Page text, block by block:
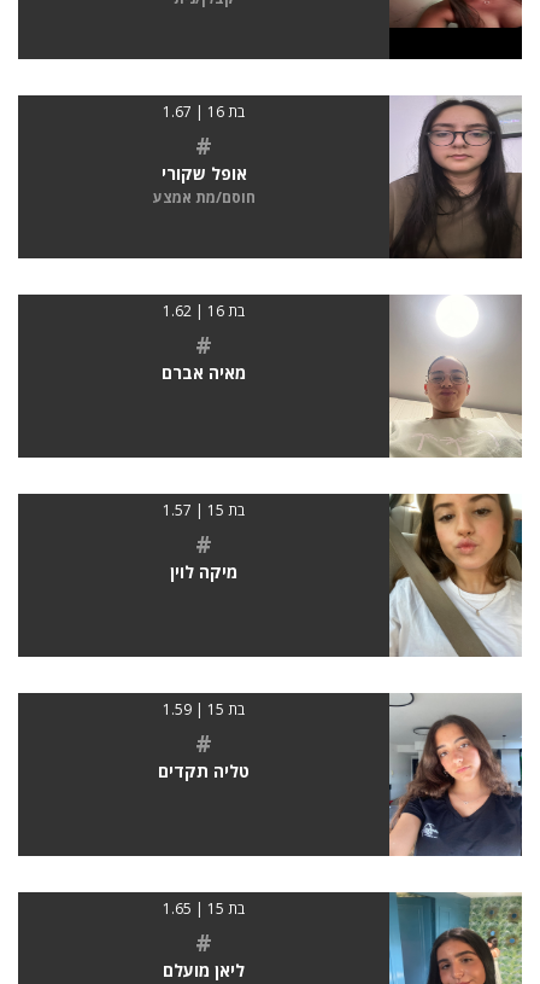
בת 16 | 1.67
#
אופל שקורי
חוסם/מת אמצע
בת 16 | 1.62
#
מאיה אברם
בת 15 | 1.57
#
מיקה לוין
בת 15 | 1.59
#
טליה תקדים
בת 15 | 1.65
#
ליאן מועלם